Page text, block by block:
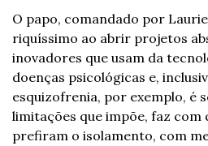
O papo, comandado por
riquíssimo ao abrir projetos
inovadores que usam da
doenças psicológicas e,
esquizofrenia, por exemplo, é
limitações que impõe, faz com
prefiram o isolamento, com